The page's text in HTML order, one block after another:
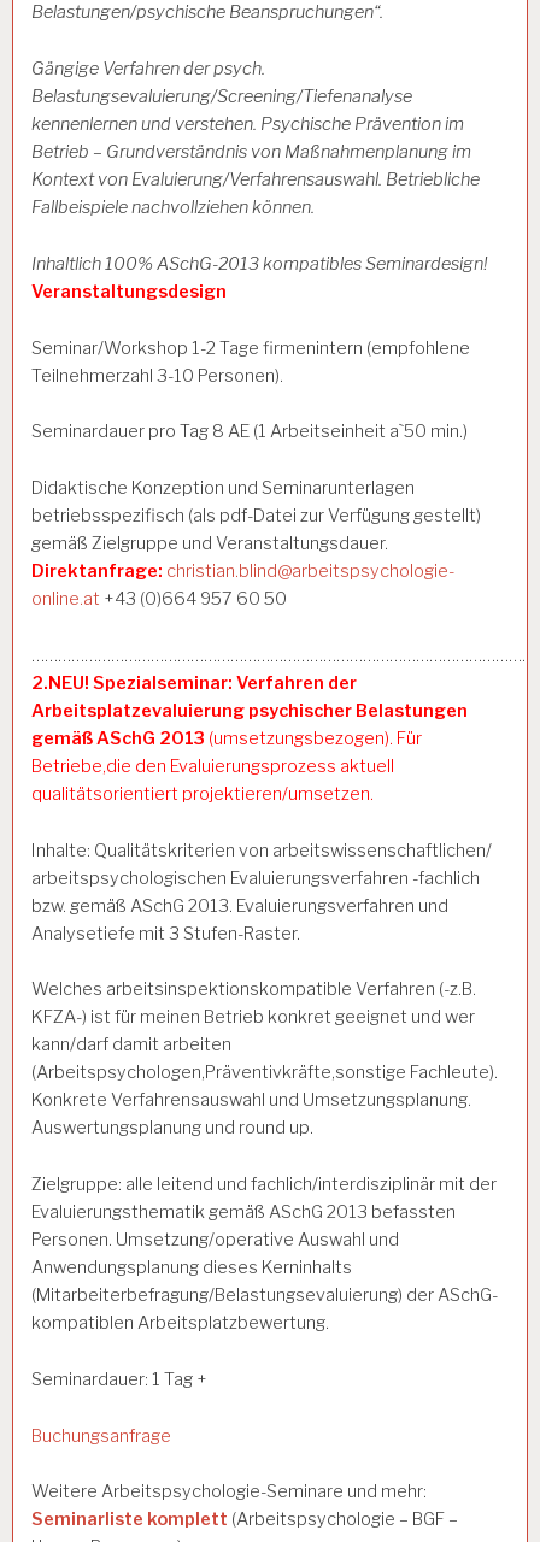
Belastungen/psychische Beanspruchungen“.
Gängige Verfahren der psych.
Belastungsevaluierung/Screening/Tiefenanalyse
kennenlernen und verstehen. Psychische Prävention im
Betrieb – Grundverständnis von Maßnahmenplanung im
Kontext von Evaluierung/Verfahrensauswahl. Betriebliche
Fallbeispiele nachvollziehen können.
Inhaltlich 100% ASchG-2013 kompatibles Seminardesign!
Veranstaltungsdesign
Seminar/Workshop 1-2 Tage firmenintern (empfohlene
Teilnehmerzahl 3-10 Personen).
Seminardauer pro Tag 8 AE (1 Arbeitseinheit a`50 min.)
Didaktische Konzeption und Seminarunterlagen
betriebsspezifisch (als pdf-Datei zur Verfügung gestellt)
gemäß Zielgruppe und Veranstaltungsdauer.
Direktanfrage: christian.blind@arbeitspsychologie-
online.at +43 (0)664 957 60 50
2.NEU! Spezialseminar: Verfahren der
Arbeitsplatzevaluierung psychischer Belastungen
gemäß ASchG 2013 (umsetzungsbezogen). Für
Betriebe,die den Evaluierungsprozess aktuell
qualitätsorientiert projektieren/umsetzen.
Inhalte: Qualitätskriterien von arbeitswissenschaftlichen/
arbeitspsychologischen Evaluierungsverfahren -fachlich
bzw. gemäß ASchG 2013. Evaluierungsverfahren und
Analysetiefe mit 3 Stufen-Raster.
Welches arbeitsinspektionskompatible Verfahren (-z.B.
KFZA-) ist für meinen Betrieb konkret geeignet und wer
kann/darf damit arbeiten
(Arbeitspsychologen,Präventivkräfte,sonstige Fachleute).
Konkrete Verfahrensauswahl und Umsetzungsplanung.
Auswertungsplanung und round up.
Zielgruppe: alle leitend und fachlich/interdisziplinär mit der
Evaluierungsthematik gemäß ASchG 2013 befassten
Personen. Umsetzung/operative Auswahl und
Anwendungsplanung dieses Kerninhalts
(Mitarbeiterbefragung/Belastungsevaluierung) der ASchG-
kompatiblen Arbeitsplatzbewertung.
Seminardauer: 1 Tag +
Buchungsanfrage
Weitere Arbeitspsychologie-Seminare und mehr:
Seminarliste komplett (Arbeitspsychologie – BGF –